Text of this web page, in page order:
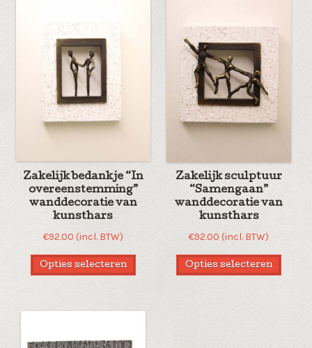
Zakelijk bedankje “In
overeenstemming”
wanddecoratie van
kunsthars
€92.00 (incl. BTW)
Opties selecteren
Zakelijk sculptuur
“Samengaan”
wanddecoratie van
kunsthars
€92.00 (incl. BTW)
Opties selecteren